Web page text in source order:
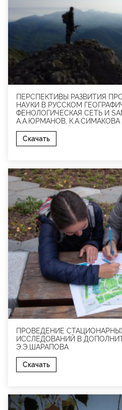
ПЕРСПЕКТИВЫ РАЗВИТИЯ
НАУКИ В РУССКОМ
ФЕНОЛОГИЧЕСКАЯ СЕТЬ И
А.А.ЮРМАНОВ, К.А.СИМАКОВА
Скачать
ПРОВЕДЕНИЕ
ИССЛЕДОВАНИЙ В
Э.Э.ШАРАПОВА
Скачать